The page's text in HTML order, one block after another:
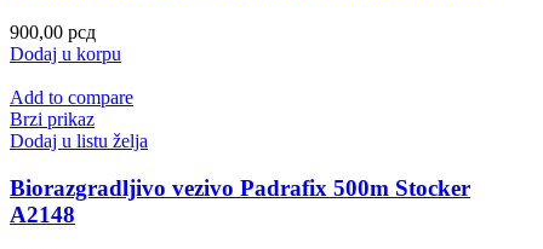
900,00 рсд
Dodaj u korpu
Add to compare
Brzi prikaz
Dodaj u listu želja
Biorazgradljivo vezivo Padrafix 500m Stocker
A2148